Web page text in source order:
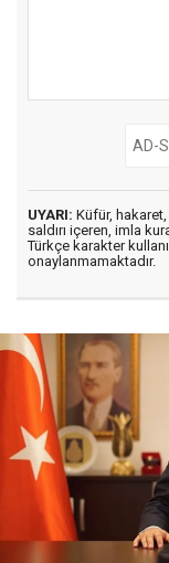
UYARI: Küfür,
saldırı içeren, imla
Türkçe karakter
onaylanmamaktadır.